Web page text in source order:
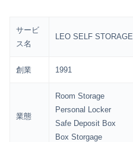
サービ
ス名
LEO SELF STORAGE
創業 1991
業態
Room Storage
Personal Locker
Safe Deposit Box
Box Storgage